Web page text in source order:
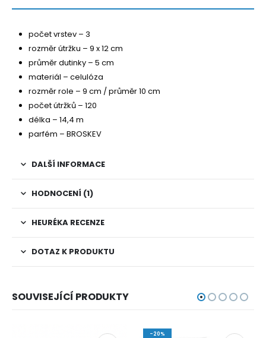
počet vrstev – 3
rozměr útržku – 9 x 12 cm
průměr dutinky – 5 cm
materiál – celulóza
rozměr role – 9 cm / průměr 10 cm
počet útržků – 120
délka – 14,4 m
parfém – BROSKEV
DALŠÍ INFORMACE
HODNOCENÍ (1)
HEURÉKA RECENZE
DOTAZ K PRODUKTU
SOUVISEJÍCÍ PRODUKTY
-20%